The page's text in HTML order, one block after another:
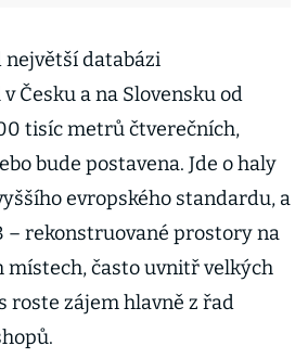
největší databázi
Česku a na Slovensku od
tisíc metrů čtverečních,
bude postavena. Jde o haly
evropského standardu, a
– rekonstruované prostory na
místech, často uvnitř velkých
roste zájem hlavně z řad